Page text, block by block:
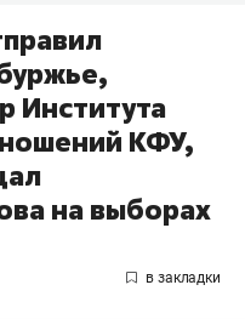
Института
КФУ,
на выборах